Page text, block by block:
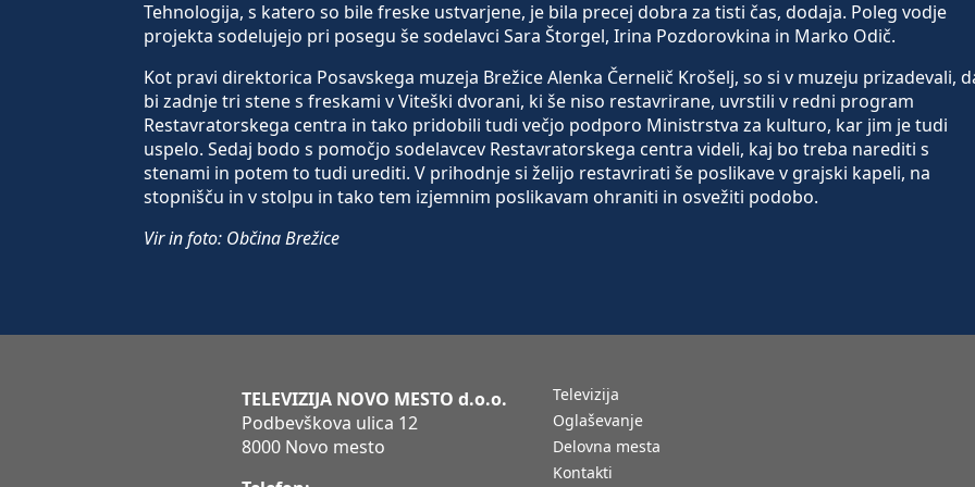
Tehnologija, s katero so bile freske ustvarjene, je bila precej dobra za tisti čas, dodaja. Poleg vodje
projekta sodelujejo pri posegu še sodelavci Sara Štorgel, Irina Pozdorovkina in Marko Odič.
Kot pravi direktorica Posavskega muzeja Brežice Alenka Černelič Krošelj, so si v muzeju prizadevali,
bi zadnje tri stene s freskami v Viteški dvorani, ki še niso restavrirane, uvrstili v redni program
Restavratorskega centra in tako pridobili tudi večjo podporo Ministrstva za kulturo, kar jim je tudi
uspelo. Sedaj bodo s pomočjo sodelavcev Restavratorskega centra videli, kaj bo treba narediti s
stenami in potem to tudi urediti. V prihodnje si želijo restavrirati še poslikave v grajski kapeli, na
stopnišču in v stolpu in tako tem izjemnim poslikavam ohraniti in osvežiti podobo.
Vir in foto: Občina Brežice
TELEVIZIJA NOVO MESTO d.o.o.
Podbevškova ulica 12
8000 Novo mesto
Televizija
Oglaševanje
Delovna mesta
Kontakti